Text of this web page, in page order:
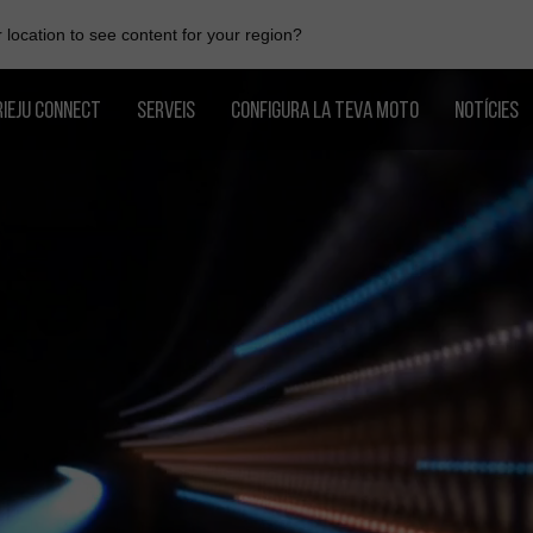
to see content for your region?
CONNECT SERVEIS CONFIGURA LA TEVA MOTO NOTÍCIES